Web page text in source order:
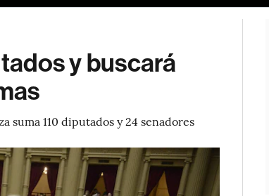
y buscará
suma 110 diputados y 24 senadores